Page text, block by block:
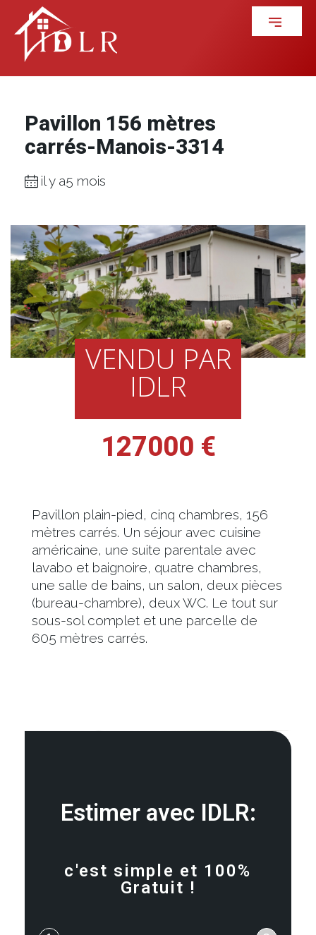
Pavillon 156 mètres
carrés-Manois-3314
il y a5 mois
VENDU PAR
IDLR
127000 €
Pavillon plain-pied, cinq chambres, 156
mètres carrés. Un séjour avec cuisine
américaine, une suite parentale avec
lavabo et baignoire, quatre chambres,
une salle de bains, un salon, deux pièces
(bureau-chambre), deux WC. Le tout sur
sous-sol complet et une parcelle de
605 mètres carrés.
Estimer avec IDLR:
c'est simple et 100%
Gratuit !